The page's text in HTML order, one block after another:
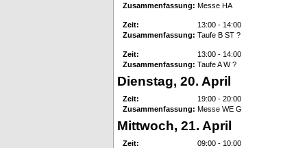
Zusammenfassung: Messe HA
Zeit:
13:00 - 14:00
Zusammenfassung: Taufe B ST ?
Zeit:
13:00 - 14:00
Zusammenfassung: Taufe A W ?
Dienstag, 20. April
Zeit:
19:00 - 20:00
Zusammenfassung: Messe WE G
Mittwoch, 21. April
Zeit:
09:00 - 10:00